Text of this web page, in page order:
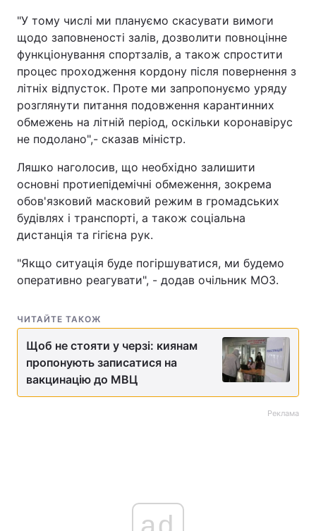
"У тому числі ми плануємо скасувати вимоги
щодо заповненості залів, дозволити повноцінне
функціонування спортзалів, а також спростити
процес проходження кордону після повернення з
літніх відпусток. Проте ми запропонуємо уряду
розглянути питання подовження карантинних
обмежень на літній період, оскільки коронавірус
не подолано",- сказав міністр.
Ляшко наголосив, що необхідно залишити
основні протиепідемічні обмеження, зокрема
обов'язковий масковий режим в громадських
будівлях і транспорті, а також соціальна
дистанція та гігієна рук.
"Якщо ситуація буде погіршуватися, ми будемо
оперативно реагувати", - додав очільник МОЗ.
ЧИТАЙТЕ ТАКОЖ
Щоб не стояти у черзі: киянам
пропонують записатися на
вакцинацію до МВЦ
Реклама